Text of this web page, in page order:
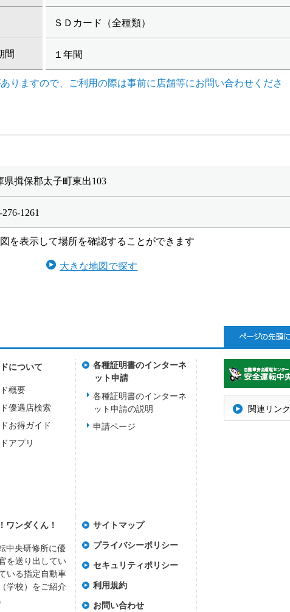
ＳＤカード（全種類）
間 １年間
りますので、ご利用の際は事前に店舗等にお問い合わせくださ
県揖保郡太子町東出103
1261
を表示して場所を確認することができます
大きな地図で探す
について
概要
優遇店検索
お得ガイド
アプリ
各種証明書のインターネ
ット申請
各種証明書のインターネ
ット申請の説明
申請ページ
ワンダくん！
中央研修所に優
を送り出してい
いる指定自動車
学校）をご紹介
サイトマップ
プライバシーポリシー
セキュリティポリシー
利用規約
お問い合わせ
関連リンク